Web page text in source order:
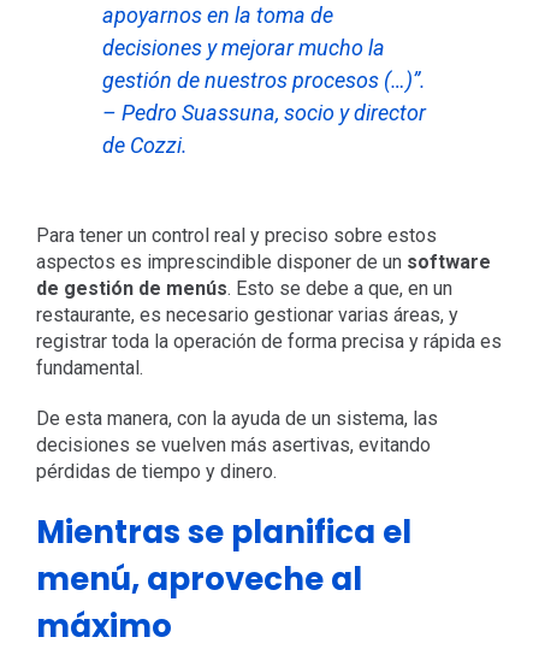
apoyarnos en la toma de
decisiones y mejorar mucho la
gestión de nuestros procesos (…)”.
– Pedro Suassuna, socio y director
de Cozzi.
Para tener un control real y preciso sobre estos
aspectos es imprescindible disponer de un software
de gestión de menús. Esto se debe a que, en un
restaurante, es necesario gestionar varias áreas, y
registrar toda la operación de forma precisa y rápida es
fundamental.
De esta manera, con la ayuda de un sistema, las
decisiones se vuelven más asertivas, evitando
pérdidas de tiempo y dinero.
Mientras se planifica el
menú, aproveche al
máximo